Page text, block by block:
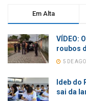
Em Alta
VÍDEO:
roubos
5 DE
Ideb do
sai da